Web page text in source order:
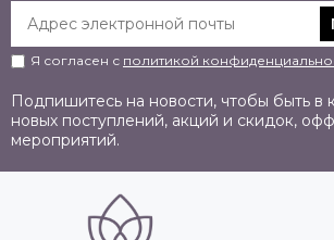
Я согласен с политикой
Подпишитесь на новости, чтобы быть в
новых поступлений, акций и скидок,
мероприятий.